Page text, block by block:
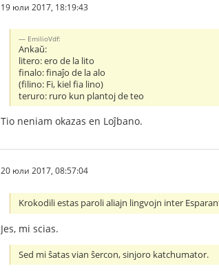
19 юли 2017, 18:19:43
EmilioVdf:
Ankaŭ:
litero: ero de la lito
finalo: finaĵo de la alo
(filino: Fi, kiel fia lino)
teruro: ruro kun plantoj de teo
Tio neniam okazas en Loĵbano.
20 юли 2017, 08:57:04
Krokodili estas paroli aliajn lingvojn inter
Jes, mi scias.
Sed mi ŝatas vian ŝercon, sinjoro katchumator.